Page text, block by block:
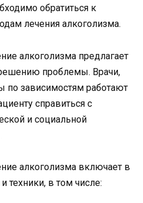
обратиться к
лечения алкоголизма.
алкоголизма предлагает
проблемы. Врачи,
по зависимостям работают
справиться с
и социальной
алкоголизма включает в
техники, в том числе: